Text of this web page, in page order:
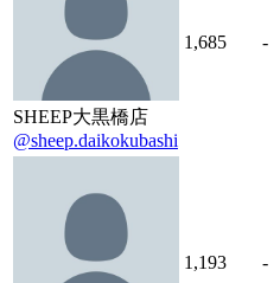
SHEEP大黒橋店
@sheep.daikokubashi
1,685 -
1,193 -